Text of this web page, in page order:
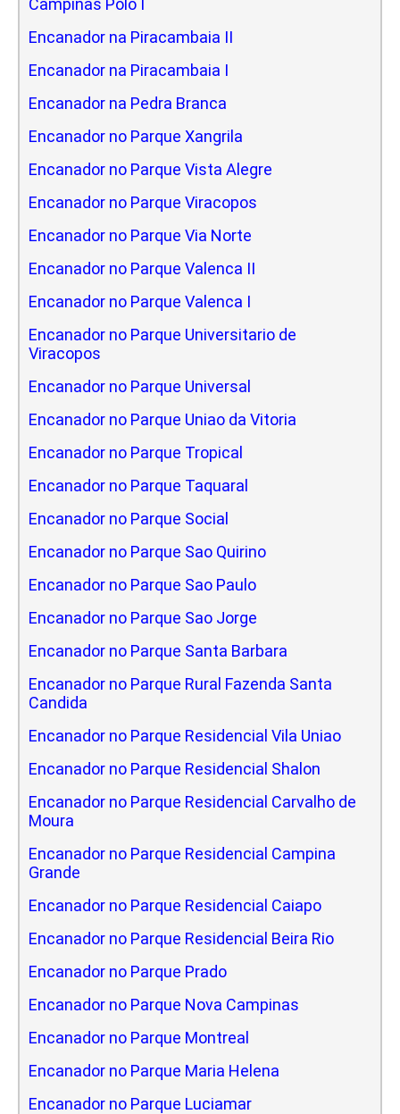
Campinas Polo I
Encanador na Piracambaia II
Encanador na Piracambaia I
Encanador na Pedra Branca
Encanador no Parque Xangrila
Encanador no Parque Vista Alegre
Encanador no Parque Viracopos
Encanador no Parque Via Norte
Encanador no Parque Valenca II
Encanador no Parque Valenca I
Encanador no Parque Universitario de
Viracopos
Encanador no Parque Universal
Encanador no Parque Uniao da Vitoria
Encanador no Parque Tropical
Encanador no Parque Taquaral
Encanador no Parque Social
Encanador no Parque Sao Quirino
Encanador no Parque Sao Paulo
Encanador no Parque Sao Jorge
Encanador no Parque Santa Barbara
Encanador no Parque Rural Fazenda Santa
Candida
Encanador no Parque Residencial Vila Uniao
Encanador no Parque Residencial Shalon
Encanador no Parque Residencial Carvalho de
Moura
Encanador no Parque Residencial Campina
Grande
Encanador no Parque Residencial Caiapo
Encanador no Parque Residencial Beira Rio
Encanador no Parque Prado
Encanador no Parque Nova Campinas
Encanador no Parque Montreal
Encanador no Parque Maria Helena
Encanador no Parque Luciamar